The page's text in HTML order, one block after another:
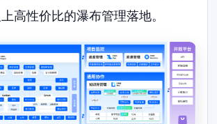
高性价比的瀑布管理落地。